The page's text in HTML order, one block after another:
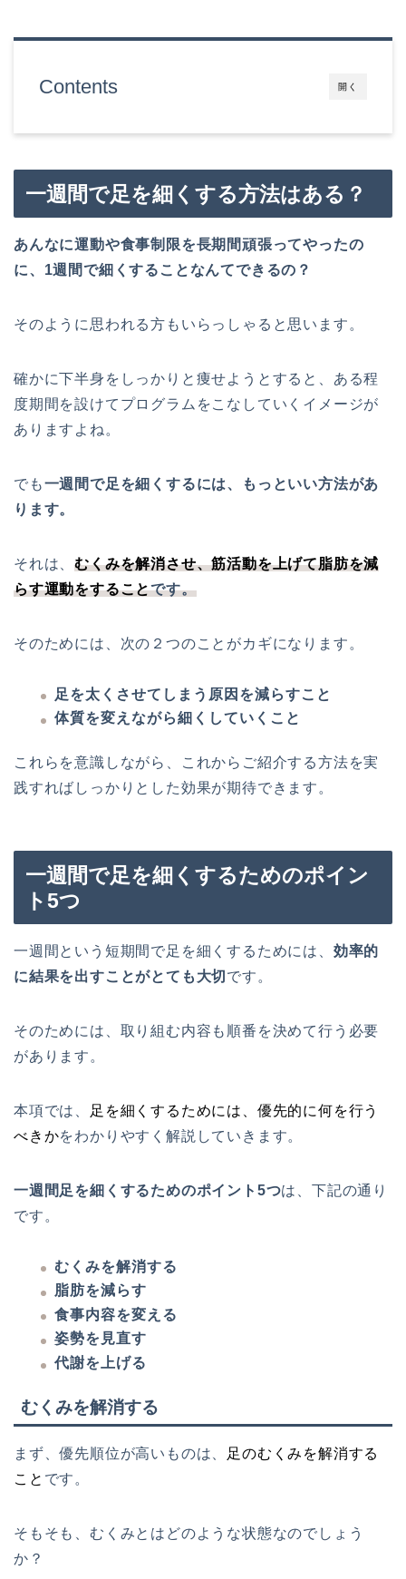
開く
Contents
一週間で足を細くする方法はある？
あんなに運動や食事制限を長期間頑張ってやったの
に、1週間で細くすることなんてできるの？
そのように思われる方もいらっしゃると思います。
確かに下半身をしっかりと痩せようとすると、ある程
度期間を設けてプログラムをこなしていくイメージが
ありますよね。
でも一週間で足を細くするには、もっといい方法があ
ります。
それは、むくみを解消させ、筋活動を上げて脂肪を減
らす運動をすることです。
そのためには、次の２つのことがカギになります。
足を太くさせてしまう原因を減らすこと
体質を変えながら細くしていくこと
これらを意識しながら、これからご紹介する方法を実
践すればしっかりとした効果が期待できます。
一週間で足を細くするためのポイン
ト5つ
一週間という短期間で足を細くするためには、 効率的
に結果を出すことがとても大切 です。
そのためには、取り組む内容も順番を決めて行う必要
があります。
本項では、
足を細くするためには、優先的に何を行う
べきかをわかりやすく解説していきます。
一週間足を細くするためのポイント5つは、下記の通り
です。
むくみを解消する
脂肪を減らす
食事内容を変える
姿勢を見直す
代謝を上げる
むくみを解消する
まず、優先順位が高いものは、
足のむくみを解消する
こと です。
そもそも、むくみとはどのような状態なのでしょう
か？